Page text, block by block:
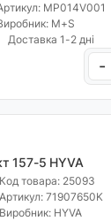
MP014V001
M+S
Доставка 1-2 дні
-
157-5 HYVA
Код товара: 25093
Артикул: 71907650K
Виробник: HYVA